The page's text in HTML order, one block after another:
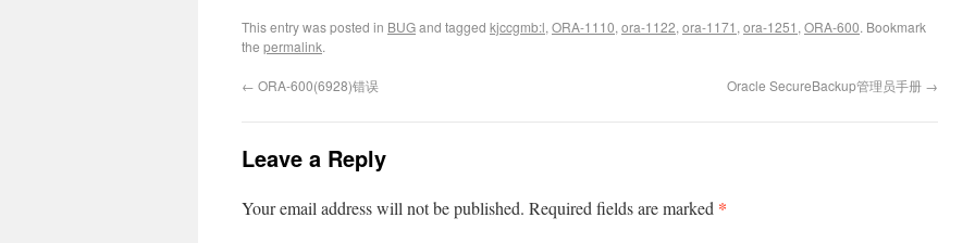
This entry was posted in BUGand tagged kjccgmb:l, ORA-1110, ora-1122, ora-1171 , ora-1251 , ORA-600. Bookmark
the permalink.
← ORA-600(6928)错误 Oracle SecureBackup管理员手册 →
Leave a Reply
Your email address will not be published. Required fields are marked *